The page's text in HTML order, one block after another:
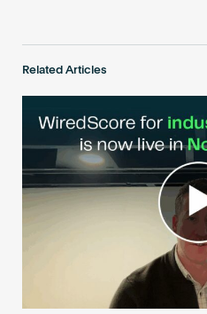
Related Articles